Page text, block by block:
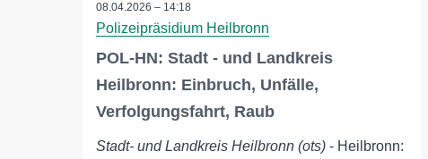
08.04.2026 – 14:18
Polizeipräsidium Heilbronn
POL-HN: Stadt - und Landkreis
Heilbronn: Einbruch, Unfälle,
Verfolgungsfahrt, Raub
Stadt- und Landkreis Heilbronn (ots) - Heilbronn: